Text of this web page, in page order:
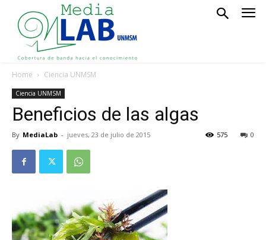
Home Ciencia UNMSM
Ciencia UNMSM
Beneficios de las algas
By MediaLab - jueves, 23 de julio de 2015 0
575